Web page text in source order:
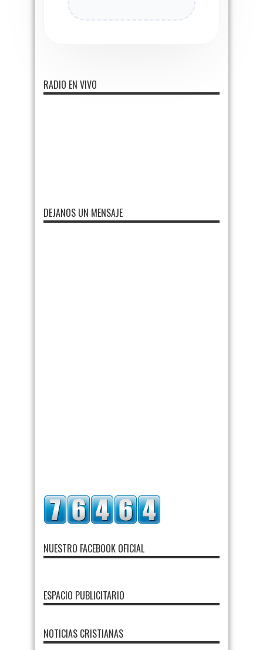
RADIO EN VIVO
DEJANOS UN MENSAJE
NUESTRO FACEBOOK OFICIAL
ESPACIO PUBLICITARIO
NOTICIAS CRISTIANAS